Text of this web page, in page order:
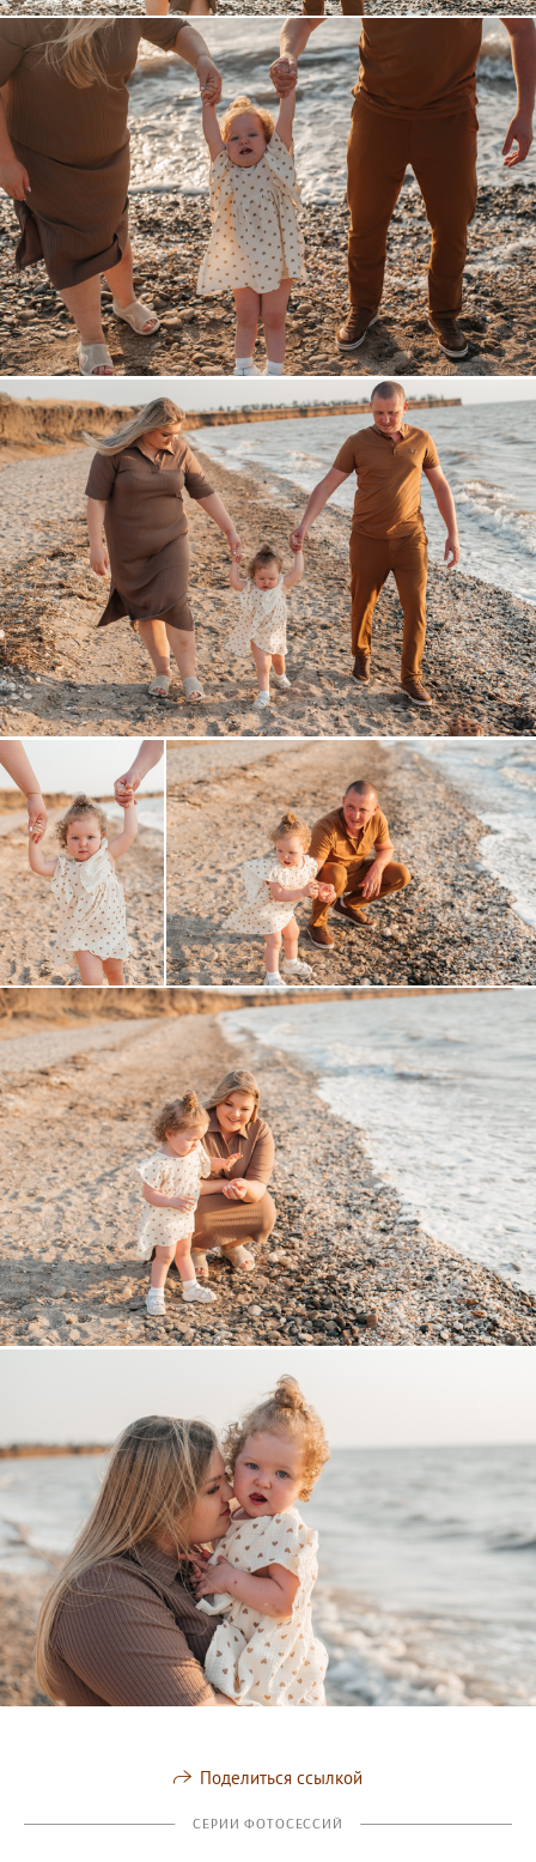
Поделиться ссылкой
СЕРИИ ФОТОСЕССИЙ